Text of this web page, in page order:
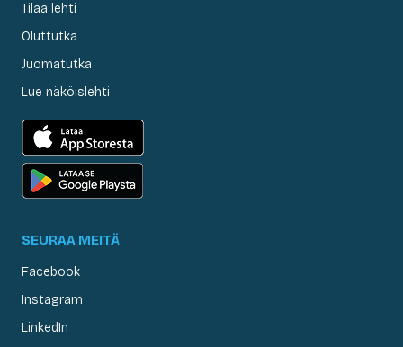
Tilaa lehti
Oluttutka
Juomatutka
Lue näköislehti
SEURAA MEITÄ
Facebook
Instagram
LinkedIn